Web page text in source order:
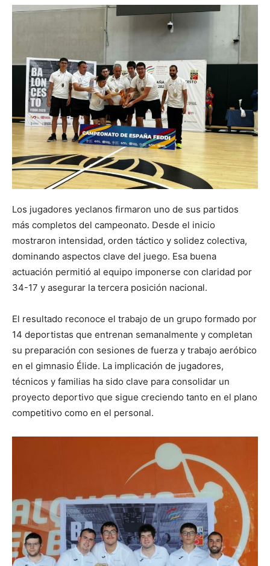
Los jugadores yeclanos firmaron uno de sus partidos
más completos del campeonato. Desde el inicio
mostraron intensidad, orden táctico y solidez colectiva,
dominando aspectos clave del juego. Esa buena
actuación permitió al equipo imponerse con claridad por
34-17 y asegurar la tercera posición nacional.
El resultado reconoce el trabajo de un grupo formado por
14 deportistas que entrenan semanalmente y completan
su preparación con sesiones de fuerza y trabajo aeróbico
en el gimnasio Élide. La implicación de jugadores,
técnicos y familias ha sido clave para consolidar un
proyecto deportivo que sigue creciendo tanto en el plano
competitivo como en el personal.